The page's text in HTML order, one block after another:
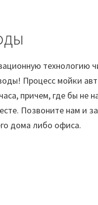
технологию
Процесс мойки
причем, где бы не
Позвоните нам и
дома либо офиса.